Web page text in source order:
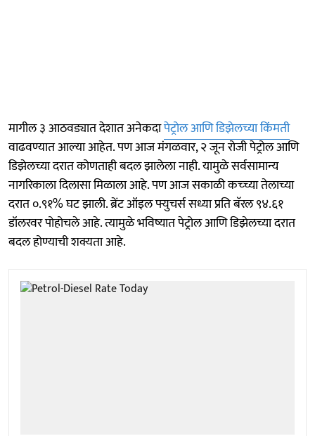
मागील ३ आठवड्यात देशात अनेकदापेट्रोल आणि डिझेलच्या किंमती
वाढवण्यात आल्या आहेत. पण आज मंगळवार, २ जून रोजी पेट्रोल आणि
डिझेलच्या दरात कोणताही बदल झालेला नाही. यामुळे सर्वसामान्य
नागरिकाला दिलासा मिळाला आहे. पण आज सकाळी कच्च्या तेलाच्या
दरात ०.९१% घट झाली. ब्रेंट ऑइल फ्युचर्स सध्या प्रति बॅरल ९४.६१
डॉलरवर पोहोचले आहे. त्यामुळे भविष्यात पेट्रोल आणि डिझेलच्या दरात
बदल होण्याची शक्यता आहे.